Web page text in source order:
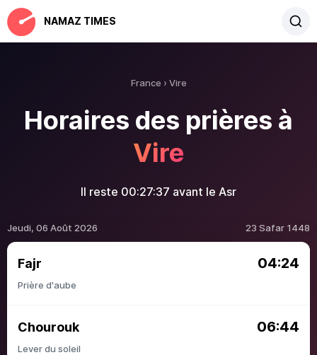
NAMAZ TIMES
France Vire
Horaires des prières à
Vire
Il reste 00:27:37 avant le Asr
Jeudi, 06 Août 2026 23 Safar 1448
Fajr 04:24
Prière d'aube
Chourouk 06:44
Lever du soleil